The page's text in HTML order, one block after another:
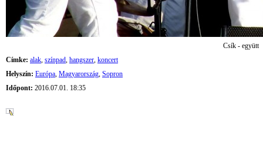
Csík - együtt
Címke: alak, színpad, hangszer, koncert
Helyszín: Európa, Magyarország, Sopron
Időpont: 2016.07.01. 18:35